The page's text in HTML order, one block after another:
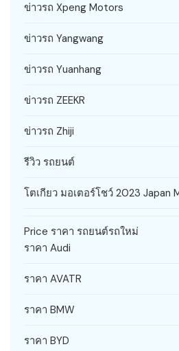
ข่าวรถ Xpeng Motors
ข่าวรถ Yangwang
ข่าวรถ Yuanhang
ข่าวรถ ZEEKR
ข่าวรถ Zhiji
รีวิว รถยนต์
โตเกียว มอเตอร์โชว์ 2023 Japan
Price ราคา รถยนต์รถใหม่
ราคา Audi
ราคา AVATR
ราคา BMW
ราคา BYD